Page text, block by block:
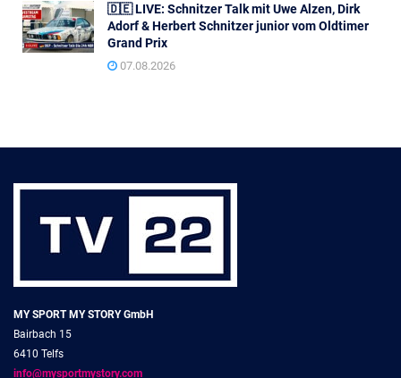
🇩🇪 LIVE: Schnitzer Talk mit Uwe Alzen, Dirk
Adorf & Herbert Schnitzer junior vom Oldtimer
Grand Prix
07.08.2026
MY SPORT MY STORY GmbH
Bairbach 15
6410 Telfs
info@mysportmystory.com